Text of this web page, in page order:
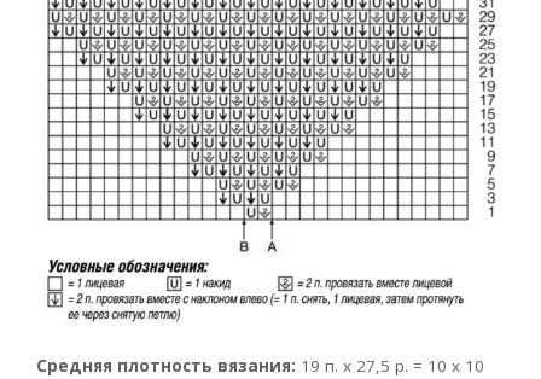
Средняя плотность вязания: 19 п. х 27,5 р. = 10 x 10